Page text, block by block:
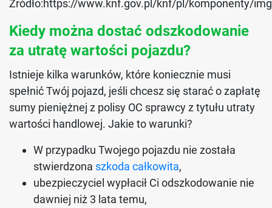
Źródło:https://www.knf.gov.pl/knf/pl/komponenty/
Kiedy można dostać odszkodowanie
za utratę wartości pojazdu?
Istnieje kilka warunków, które koniecznie musi
spełnić Twój pojazd, jeśli chcesz się starać o zapłatę
sumy pieniężnej z polisy OC sprawcy z tytułu utraty
wartości handlowej. Jakie to warunki?
W przypadku Twojego pojazdu nie została
stwierdzona szkoda całkowita,
ubezpieczyciel wypłacił Ci odszkodowanie nie
dawniej niż 3 lata temu,